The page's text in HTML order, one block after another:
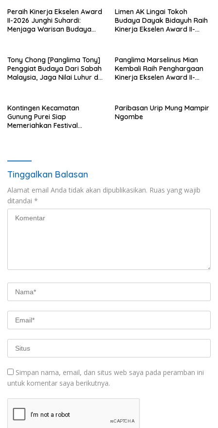
Peraih Kinerja Ekselen Award
II-2026 Junghi Suhardi:
Menjaga Warisan Budaya
Limen AK Lingai Tokoh
Budaya Dayak Bidayuh Raih
Kinerja Ekselen Award II-
Tony Chong [Panglima Tony]
Penggiat Budaya Dari Sabah
Malaysia, Jaga Nilai Luhur di
Panglima Marselinus Mian
Kembali Raih Penghargaan
Kinerja Ekselen Award II-
Kontingen Kecamatan
Gunung Purei Siap
Memeriahkan Festival
Paribasan Urip Mung Mampir
Ngombe
Tinggalkan Balasan
Alamat email Anda tidak akan dipublikasikan. Ruas yang wajib
ditandai *
Simpan nama, email, dan situs web saya pada peramban ini
untuk komentar saya berikutnya.